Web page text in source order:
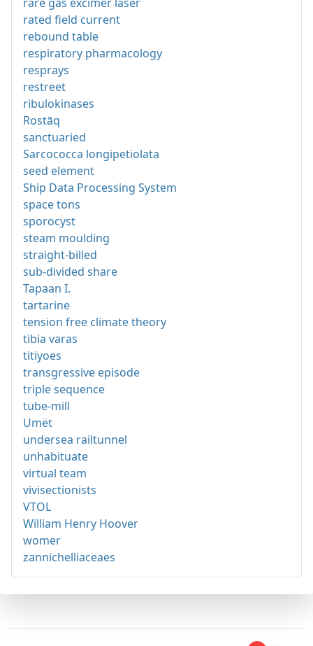
rated field current
rebound table
respiratory pharmacology
resprays
restreet
ribulokinases
Rostāq
sanctuaried
Sarcococca longipetiolata
seed element
Ship Data Processing System
space tons
sporocyst
steam moulding
straight-billed
sub-divided share
Tapaan I.
tartarine
tension free climate theory
tibia varas
titiyoes
transgressive episode
triple sequence
tube-mill
Umët
undersea railtunnel
unhabituate
virtual team
vivisectionists
VTOL
William Henry Hoover
womer
zannichelliaceaes